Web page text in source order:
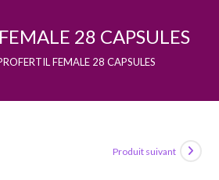
28 CAPSULES
FEMALE 28 CAPSULES
Produit suivant